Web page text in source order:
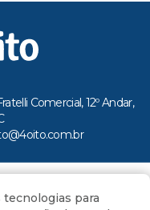
Comercial, 12º Andar,
ao Portal 4oito para